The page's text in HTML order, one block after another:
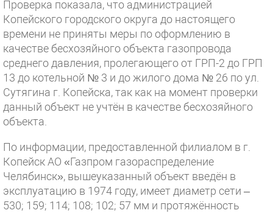
Проверка показала, что администрацией
Копейского городского округа до настоящего
времени не приняты меры по оформлению в
качестве бесхозяйного объекта газопровода
среднего давления, пролегающего от ГРП-2 до ГРП
13 до котельной № 3 и до жилого дома № 26 по ул.
Сутягина г. Копейска, так как на момент проверки
данный объект не учтён в качестве бесхозяйного
объекта.
По информации, предоставленной филиалом в г.
Копейск АО «Газпром газораспределение
Челябинск», вышеуказанный объект введён в
эксплуатацию в 1974 году, имеет диаметр сети –
530; 159; 114; 108; 102; 57 мм и протяжённость